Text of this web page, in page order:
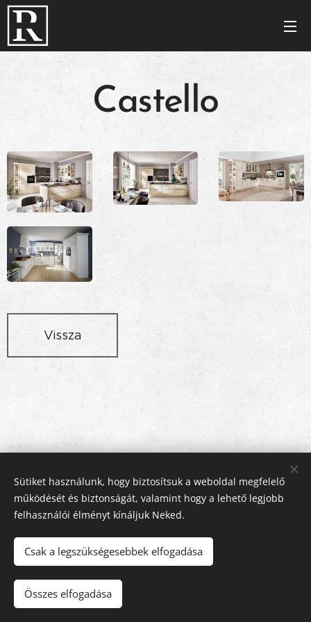
Castello
Vissza
Rex Stúdió Konyhabútor és Lakberendezés, 2112 Veresegyház,
Pázmány utca 11 , +36-28-586800, +36-20-3166140
Sütik
Sütiket használunk, hogy biztosítsuk a weboldal megfelelő
működését és biztonságát, valamint hogy a lehető legjobb
felhasználói élményt kínáljuk Neked.
Csak a legszükségesebbek elfogadása
Összes elfogadása